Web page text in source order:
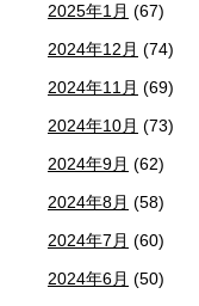
2025年1月 (67)
2024年12月 (74)
2024年11月 (69)
2024年10月 (73)
2024年9月 (62)
2024年8月 (58)
2024年7月 (60)
2024年6月 (50)